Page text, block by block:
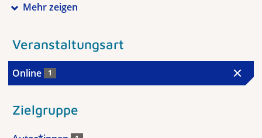
Mehr zeigen
Veranstaltungsart
Online 1
Zielgruppe